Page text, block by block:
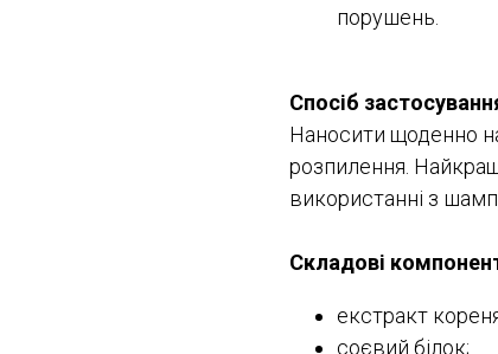
порушень.
Спосіб
Наносити щоденно
розпилення.
використанні з
Складові
екстракт
соєвий білок;